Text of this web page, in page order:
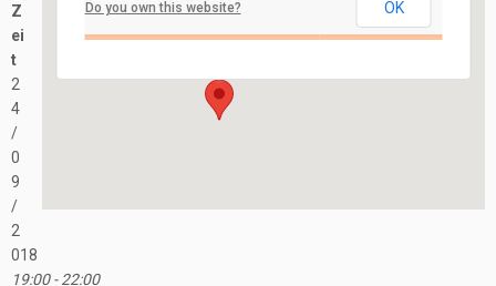
Veranstaltungen
Do you own this website? OK
Z
ei
t
2
4
/
0
9
/
2
018
19:00 - 22:00